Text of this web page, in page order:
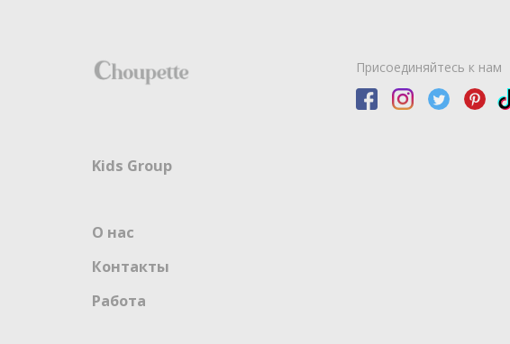
Kids Group
О нас
Контакты
Работа
Присоединяйтесь к нам